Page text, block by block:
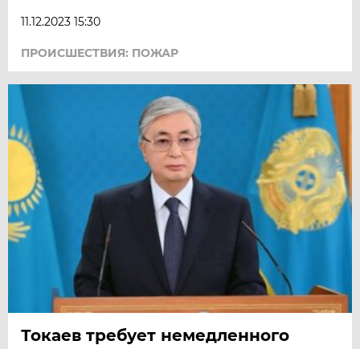
11.12.2023 15:30
ПРОИСШЕСТВИЯ: ПОЖАР
Токаев требует немедленного